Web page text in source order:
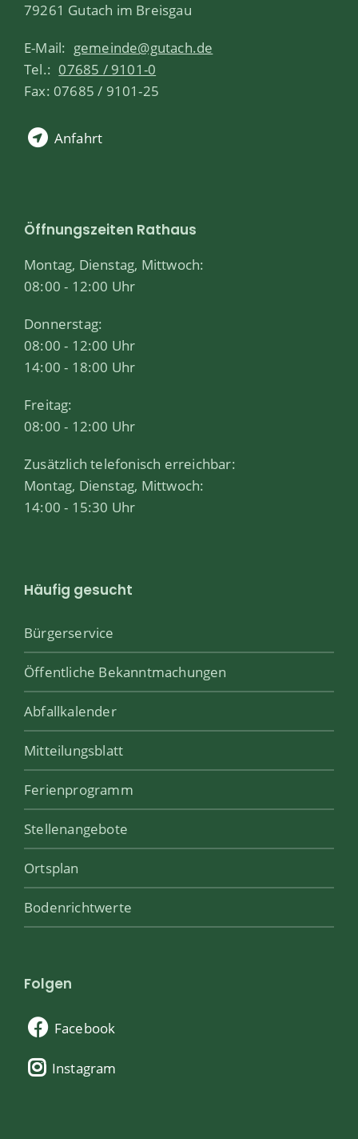
79261 Gutach im Breisgau
E-Mail: gemeinde@gutach.de
Tel.: 07685 / 9101-0
Fax: 07685 / 9101-25
Anfahrt
Öffnungszeiten Rathaus
Montag, Dienstag, Mittwoch:
08:00 - 12:00 Uhr
Donnerstag:
08:00 - 12:00 Uhr
14:00 - 18:00 Uhr
Freitag:
08:00 - 12:00 Uhr
Zusätzlich telefonisch erreichbar:
Montag, Dienstag, Mittwoch:
14:00 - 15:30 Uhr
Häufig gesucht
Bürgerservice
Öffentliche Bekanntmachungen
Abfallkalender
Mitteilungsblatt
Ferienprogramm
Stellenangebote
Ortsplan
Bodenrichtwerte
Folgen
Facebook
Instagram